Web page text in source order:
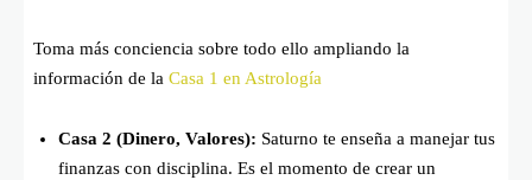
Toma más conciencia sobre todo ello ampliando la
información de la Casa 1 en Astrología
Casa 2 (Dinero, Valores): Saturno te enseña a manejar tus
finanzas con disciplina. Es el momento de crear un